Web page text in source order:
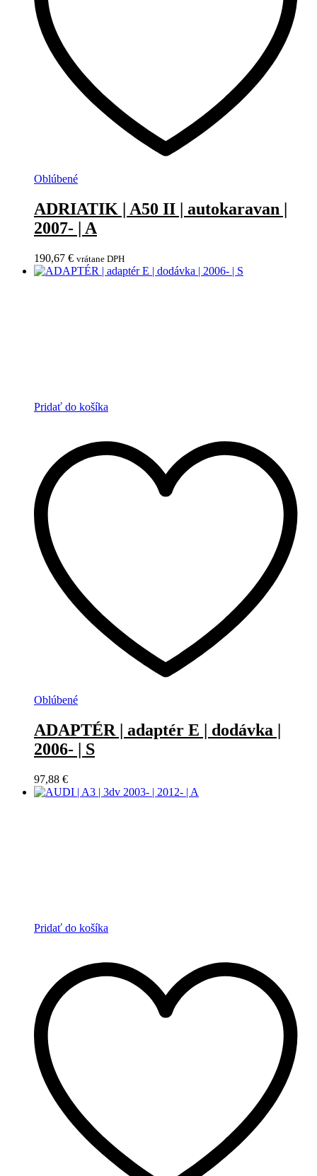
Oblúbené
ADRIATIK | A50 II | autokaravan |
2007- | A
190,67 € vrátane DPH
Pridať do košíka
Oblúbené
ADAPTÉR | adaptér E | dodávka |
2006- | S
97,88 €
Pridať do košíka